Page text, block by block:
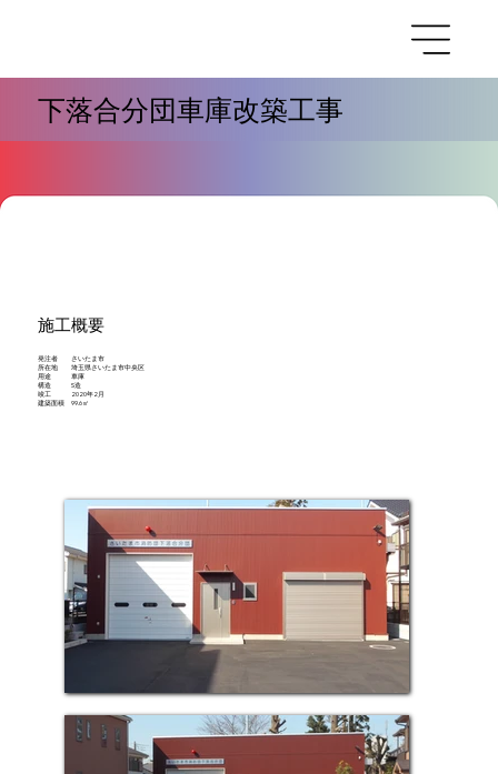
下落合分団車庫改築工事
施工概要
発注者 さいたま市
所在地 埼玉県さいたま市中央区
用途 車庫
構造 S造
竣工 2020年2月
建築面積 99.6㎡